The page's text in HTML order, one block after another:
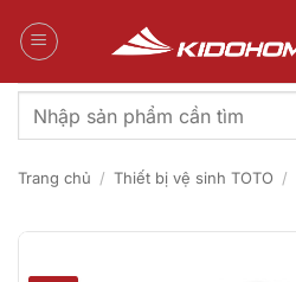
qua
Tìm
kiếm:
Trang chủ / Thiết bị vệ sinh TOTO /